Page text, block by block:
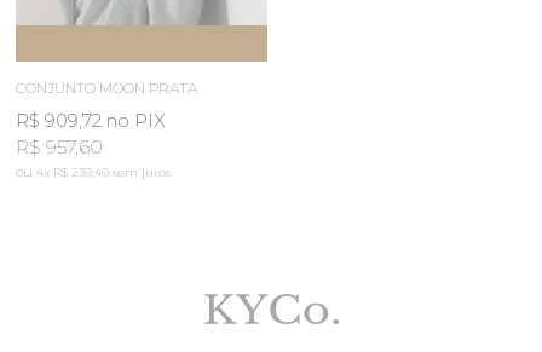
CONJUNTO MOON PRATA
R$ 909,72 no PIX
R$ 957,60
4x R$ 239,40sem juros